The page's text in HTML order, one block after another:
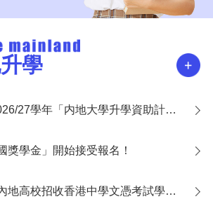
學
香港教育局有關2026/27學年「内地大學升學資助計劃」的申請通知
獎學金」開始接受報名！
關於2026/27學年內地高校招收香港中學文憑考試學生計劃錄取安排的通告